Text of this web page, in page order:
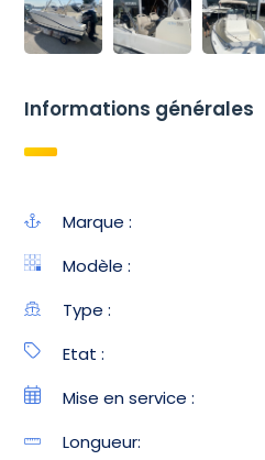
Informations générales
Marque :
Modèle :
Type :
Etat :
Mise en service :
Longueur: